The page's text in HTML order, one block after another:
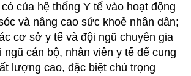
của hệ thống Y tế vào hoạt động
và nâng cao sức khoẻ nhân dân;
cơ sở y tế và đội ngũ chuyên gia
ngũ cán bộ, nhân viên y tế để cung
lượng cao, đặc biệt chú trọng